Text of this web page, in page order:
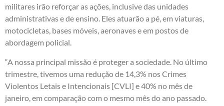
militares irão reforçar as ações, inclusive das unidades
administrativas e de ensino. Eles atuarão a pé, em viaturas,
motocicletas, bases móveis, aeronaves e em postos de
abordagem policial.
“A nossa principal missão é proteger a sociedade. No último
trimestre, tivemos uma redução de 14,3% nos Crimes
Violentos Letais e Intencionais [CVLI] e 40% no mês de
janeiro, em comparação com o mesmo mês do ano passado.